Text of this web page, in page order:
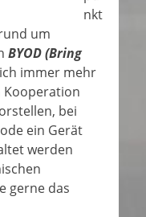
nkt
um
BYOD (Bring
immer mehr
Kooperation
bei
ein Gerät
werden
gerne das